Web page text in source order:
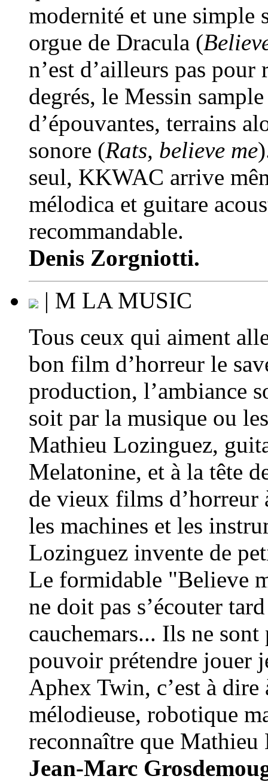
modernité et une simple
orgue de Dracula (
n’est d’ailleurs pas pour
degrés, le Messin
d’épouvantes, terrains
sonore (Rats, believe me
seul, KKWAC arrive
mélodica et guitare
recommandable.
Denis Zorgniotti.
| M LA MUSIC
Tous ceux qui aiment
bon film d’horreur le
production, l’ambiance
soit par la musique ou
Mathieu Lozinguez,
Melatonine, et à la tête
de vieux films d’horreur
les machines et les
Lozinguez invente de
Le formidable "Believe
ne doit pas s’écouter
cauchemars... Ils ne
pouvoir prétendre jouer
Aphex Twin, c’est à
mélodieuse, robotique
reconnaître que Mathieu
Jean-Marc